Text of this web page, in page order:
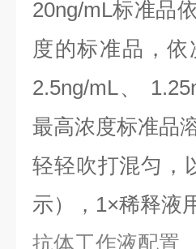
20ng/mL标准品
度的标准品，
2.5ng/mL、
最高浓度标准品
轻轻吹打混匀，
示），1×稀释液
抗体工作液配置